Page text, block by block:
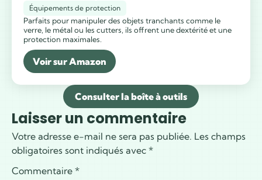
Équipements de protection
Parfaits pour manipuler des objets tranchants comme le
verre, le métal ou les cutters, ils offrent une dextérité et une
protection maximales.
Voir sur Amazon
Consulter la boîte à outils
Laisser un commentaire
Votre adresse e-mail ne sera pas publiée. Les champs
obligatoires sont indiqués avec *
Commentaire *